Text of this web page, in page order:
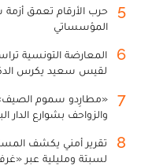
5
حرب الأرقام تعمق
المؤسساتي
6
المعارضة التونسية
لقيس سعيد يكرس
7
«مطارِدو سموم
والزواحف بشوارع الدار
8
تقرير أمني يكشف
لسبتة ومليلية عبر